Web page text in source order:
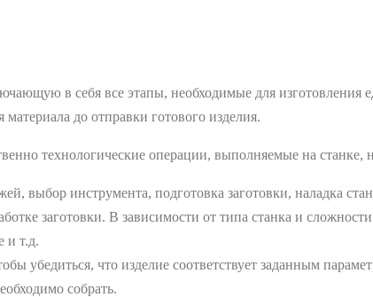
в себя все этапы, необходимые для
до отправки готового изделия.
технологические операции, выполняемые на станке,
выбор инструмента, подготовка заготовки, наладка
заготовки. В зависимости от типа станка и
и т.д.
убедиться, что изделие соответствует заданным
собрать.